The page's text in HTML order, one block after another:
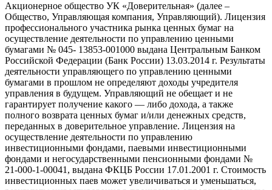
Акционерное общество УК «Доверительная» (далее –
Общество, Управляющая компания, Управляющий). Лицензия
профессионального участника рынка ценных бумаг на
осуществление деятельности по управлению ценными
бумагами № 045- 13853-001000 выдана Центральным Банком
Российской Федерации (Банк России) 13.03.2014 г. Результаты
деятельности управляющего по управлению ценными
бумагами в прошлом не определяют доходы учредителя
управления в будущем. Управляющий не обещает и не
гарантирует получение какого — либо дохода, а также
полного возврата ценных бумаг и/или денежных средств,
переданных в доверительное управление. Лицензия на
осуществление деятельности по управлению
инвестиционными фондами, паевыми инвестиционными
фондами и негосударственными пенсионными фондами №
21-000-1-00041, выдана ФКЦБ России 17.01.2001 г. Стоимость
инвестиционных паев может увеличиваться и уменьшаться,